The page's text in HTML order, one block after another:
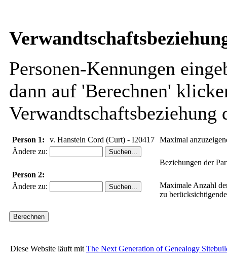
Personen-Kennungen
dann auf 'Berechnen'
Verwandtschaftsbeziehung
Person 1:
v. Hanstein Cord (Curt) - I20417
Ändere zu:
Person 2:
Ändere zu:
Maximal
Beziehungen der
Maximale Anzahl
zu
Diese Website läuft mit The Next Generation of Genealogy